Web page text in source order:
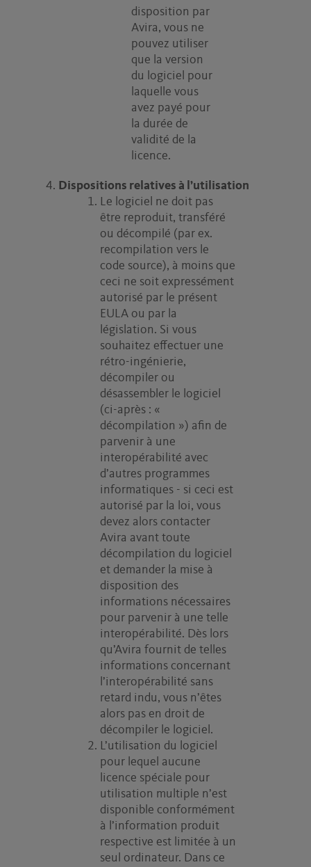
disposition par
Avira, vous ne
pouvez utiliser
que la version
du logiciel pour
laquelle vous
avez payé pour
la durée de
validité de la
licence.
Dispositions relatives à l’utilisation
Le logiciel ne doit pas
être reproduit, transféré
ou décompilé (par ex.
recompilation vers le
code source), à moins que
ceci ne soit expressément
autorisé par le présent
EULA ou par la
législation. Si vous
souhaitez effectuer une
rétro-ingénierie,
décompiler ou
désassembler le logiciel
(ci-après : «
décompilation ») afin de
parvenir à une
interopérabilité avec
d’autres programmes
informatiques - si ceci est
autorisé par la loi, vous
devez alors contacter
Avira avant toute
décompilation du logiciel
et demander la mise à
disposition des
informations nécessaires
pour parvenir à une telle
interopérabilité. Dès lors
qu’Avira fournit de telles
informations concernant
l’interopérabilité sans
retard indu, vous n’êtes
alors pas en droit de
décompiler le logiciel.
L’utilisation du logiciel
pour lequel aucune
licence spéciale pour
utilisation multiple n’est
disponible conformément
à l’information produit
respective est limitée à un
seul ordinateur. Dans ce